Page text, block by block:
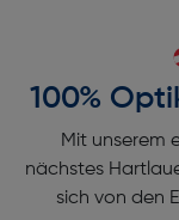
100%
Mit unserem
nächstes
sich von den